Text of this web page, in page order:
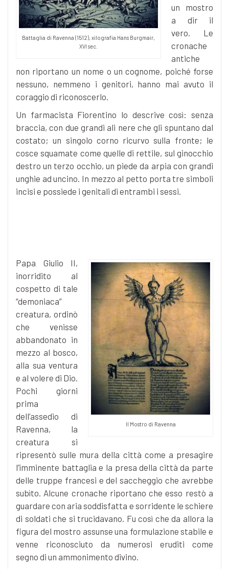
Battaglia di Ravenna (1512), xilografia Hans Burgmair,
XVI sec.
un mostro
a dir il
vero. Le
cronache
antiche
non riportano un nome o un cognome, poiché forse
nessuno, nemmeno i genitori, hanno mai avuto il
coraggio di riconoscerlo.
Un farmacista Fiorentino lo descrive così: senza
braccia, con due grandi ali nere che gli spuntano dal
costato; un singolo corno ricurvo sulla fronte; le
cosce squamate come quelle di rettile, sul ginocchio
destro un terzo occhio, un piede da arpia con grandi
unghie ad uncino. In mezzo al petto porta tre simboli
incisi e possiede i genitali di entrambi i sessi.
Il Mostro di Ravenna
Papa Giulio II,
inorridito al
cospetto di tale
“demoniaca”
creatura, ordinò
che venisse
abbandonato in
mezzo al bosco,
alla sua ventura
e al volere di Dio.
Pochi giorni
prima
dell’assedio di
Ravenna, la
creatura si
ripresentò sulle mura della città come a presagire
l’imminente battaglia e la presa della città da parte
delle truppe francesi e del saccheggio che avrebbe
subìto. Alcune cronache riportano che esso restò a
guardare con aria soddisfatta e sorridente le schiere
di soldati che si trucidavano. Fu così che da allora la
figura del mostro assunse una formulazione stabile e
venne riconosciuto da numerosi eruditi come
segno di un ammonimento divino.